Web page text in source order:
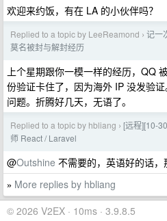
欢迎来约饭，有在 LA 的小伙伴吗？
Replied to a topic by LeeReamond › 记一
莫名被封与解封经历
上个星期跟你一模一样的经历，QQ
份验证卡住了，因为海外 IP 没发验
问题。折腾好几天，无语了。
Replied to a topic by hbliang › [远程][10-
师 React / Laravel
@Outshine 不需要的，英语好的话，
» More replies by hbliang
© 2026 V2EX · 10ms · 3.9.8.5